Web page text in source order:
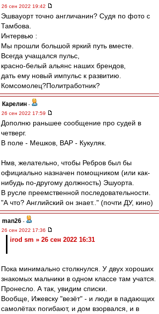
26 сен 2022 19:42
Эшвауорт точно англичанин? Судя по фото с
Тамбова.
Интервью :
Мы прошли большой яркий путь вместе.
Всегда учащался пульс,
красно-белый альянс наших брендов,
дать ему новый импульс к развитию.
Комсомолец?Политработник?
Карелин -
26 сен 2022 17:59
Дополню раньшее сообщение про судей в
четверг.
В поле - Мешков, ВАР - Кукуляк.
Нмв, желательно, чтобы Ребров был бы
официально назначен помощником (или как-
нибудь по-другому должность) Эшуорта.
В русле преемственной последовательности.
"А что? Английский он знает.." (почти ДУ, кино)
man26 -
26 сен 2022 17:36
irod sm » 26 сен 2022 16:31
Пока минимально столкнулся. У двух хороших
знакомых мальчики в одном классе там учатся.
Пронесло. А так, увидим списки.
Вообще, Ижевску "везёт" - и люди в падающих
самолётах погибают, и дом взорвался, и в